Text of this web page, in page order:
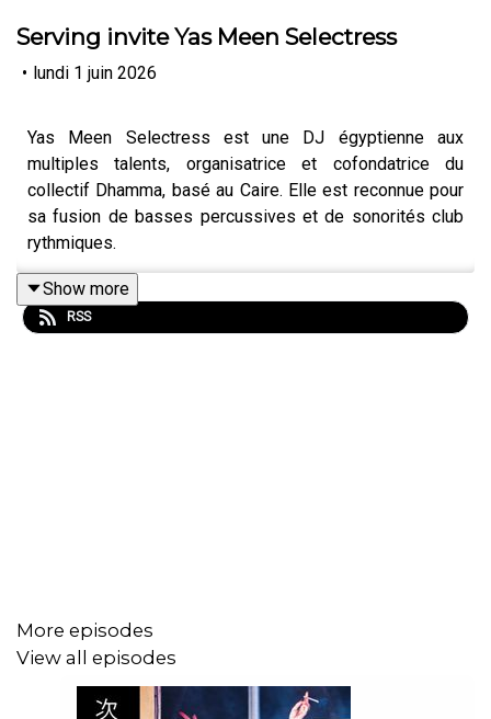
Serving invite Yas Meen Selectress
• lundi 1 juin 2026
Yas Meen Selectress est une DJ égyptienne aux
multiples talents, organisatrice et cofondatrice du
collectif Dhamma, basé au Caire. Elle est reconnue pour
sa fusion de basses percussives et de sonorités club
rythmiques.
Show more
RSS
More episodes
View all episodes